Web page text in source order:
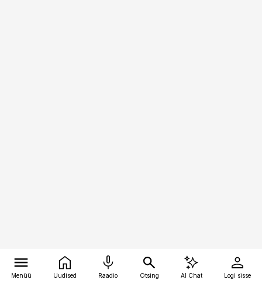
Menüü Uudised Raadio Otsing AI Chat Logi sisse